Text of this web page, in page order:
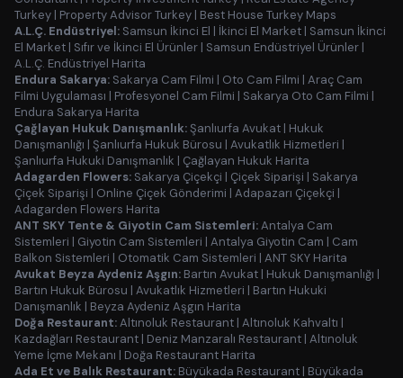
Turkey | Property Advisor Turkey | Best House Turkey Maps
A.L.Ç. Endüstriyel: Samsun İkinci El | İkinci El Market | Samsun İkinci
El Market | Sıfır ve İkinci El Ürünler | Samsun Endüstriyel Ürünler |
A.L.Ç. Endüstriyel Harita
Endura Sakarya: Sakarya Cam Filmi | Oto Cam Filmi | Araç Cam
Filmi Uygulaması | Profesyonel Cam Filmi | Sakarya Oto Cam Filmi |
Endura Sakarya Harita
Çağlayan Hukuk Danışmanlık:Şanlıurfa Avukat | Hukuk
Danışmanlığı | Şanlıurfa Hukuk Bürosu | Avukatlık Hizmetleri |
Şanlıurfa Hukuki Danışmanlık | Çağlayan Hukuk Harita
Adagarden Flowers: Sakarya Çiçekçi | Çiçek Siparişi | Sakarya
Çiçek Siparişi | Online Çiçek Gönderimi | Adapazarı Çiçekçi |
Adagarden Flowers Harita
ANT SKY Tente & Giyotin Cam Sistemleri:Antalya Cam
Sistemleri | Giyotin Cam Sistemleri | Antalya Giyotin Cam | Cam
Balkon Sistemleri | Otomatik Cam Sistemleri | ANT SKY Harita
Avukat Beyza Aydeniz Aşgın: Bartın Avukat | Hukuk Danışmanlığı |
Bartın Hukuk Bürosu | Avukatlık Hizmetleri | Bartın Hukuki
Danışmanlık | Beyza Aydeniz Aşgın Harita
Doğa Restaurant:Altınoluk Restaurant | Altınoluk Kahvaltı |
Kazdağları Restaurant | Deniz Manzaralı Restaurant | Altınoluk
Yeme İçme Mekanı | Doğa Restaurant Harita
Ada Et ve Balık Restaurant: Büyükada Restaurant | Büyükada